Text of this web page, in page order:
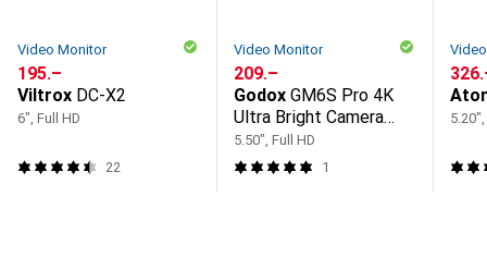
Video Monitor
CHF
195.–
Viltrox DC-X2
6", Full HD
22
Video Monitor
CHF
209.–
Godox GM6S Pro 4K
Ultra Bright Camera
Monitor Kit 2
5.50", Full HD
1
CHF